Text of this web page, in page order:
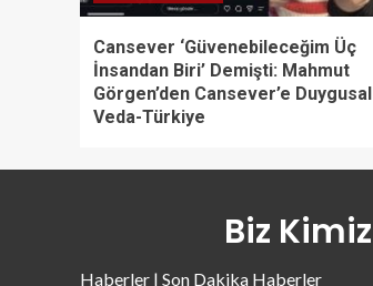
Cansever ‘Güvenebileceğim Üç
İnsandan Biri’ Demişti: Mahmut
Görgen’den Cansever’e Duygusal
Veda-Türkiye
Biz Kimiz
Haberler | Son Dakika Haberler